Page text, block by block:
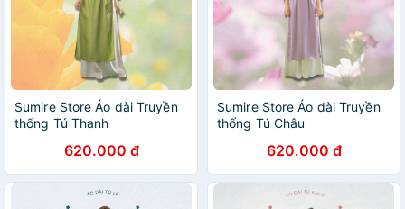
Sumire Store Áo dài Truyền
thống Tú Thanh
620.000 đ
Sumire Store Áo dài Truyền
thống Tú Châu
620.000 đ